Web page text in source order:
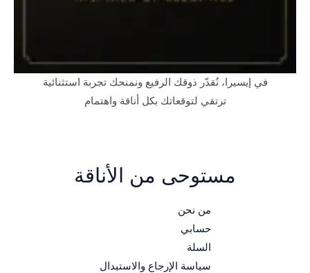
في إيسيرا، نُقدّر ذوقك الرفيع ونمنحك تجربة استثنائية
ترتقي لتوقعاتك بكل أناقة واهتمام
مستوحى من الأناقة
من نحن
حسابي
السلة
سياسة الإرجاع والاستبدال